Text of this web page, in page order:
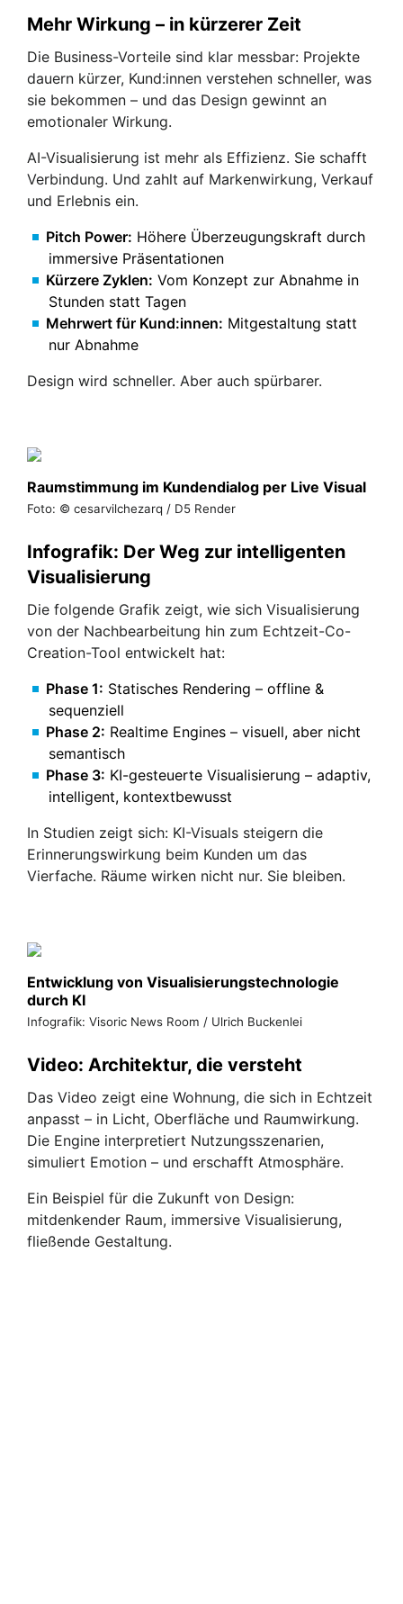
Mehr Wirkung – in kürzerer Zeit
Die Business-Vorteile sind klar messbar: Projekte
dauern kürzer, Kund:innen verstehen schneller, was
sie bekommen – und das Design gewinnt an
emotionaler Wirkung.
AI-Visualisierung ist mehr als Effizienz. Sie schafft
Verbindung. Und zahlt auf Markenwirkung, Verkauf
und Erlebnis ein.
Pitch Power: Höhere Überzeugungskraft durch
immersive Präsentationen
Kürzere Zyklen: Vom Konzept zur Abnahme in
Stunden statt Tagen
Mehrwert für Kund:innen: Mitgestaltung statt
nur Abnahme
Design wird schneller. Aber auch spürbarer.
Raumstimmung im Kundendialog per Live Visual
Foto: © cesarvilchezarq / D5 Render
Infografik: Der Weg zur intelligenten
Visualisierung
Die folgende Grafik zeigt, wie sich Visualisierung
von der Nachbearbeitung hin zum Echtzeit-Co-
Creation-Tool entwickelt hat:
Phase 1: Statisches Rendering – offline &
sequenziell
Phase 2: Realtime Engines – visuell, aber nicht
semantisch
Phase 3: KI-gesteuerte Visualisierung – adaptiv,
intelligent, kontextbewusst
In Studien zeigt sich: KI-Visuals steigern die
Erinnerungswirkung beim Kunden um das
Vierfache. Räume wirken nicht nur. Sie bleiben.
Entwicklung von Visualisierungstechnologie
durch KI
Infografik: Visoric News Room / Ulrich Buckenlei
Video: Architektur, die versteht
Das Video zeigt eine Wohnung, die sich in Echtzeit
anpasst – in Licht, Oberfläche und Raumwirkung.
Die Engine interpretiert Nutzungsszenarien,
simuliert Emotion – und erschafft Atmosphäre.
Ein Beispiel für die Zukunft von Design:
mitdenkender Raum, immersive Visualisierung,
fließende Gestaltung.